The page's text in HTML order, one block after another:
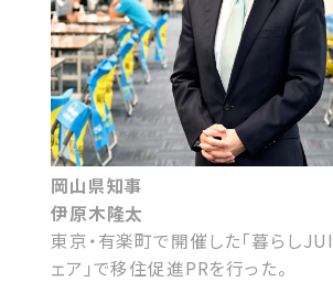
岡山県知事
伊原木隆太
東京・有楽町で開催した「暮らし
ェア」で移住促進PRを行った。